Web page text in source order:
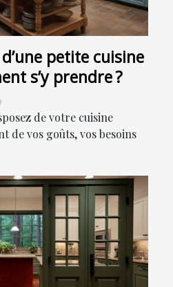
petite cuisine
s’y prendre ?
de votre cuisine
de vos goûts, vos besoins